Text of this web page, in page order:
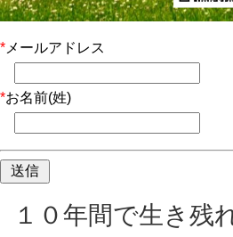
* メールアドレス
*お名前(姓)
１０年間で生き残